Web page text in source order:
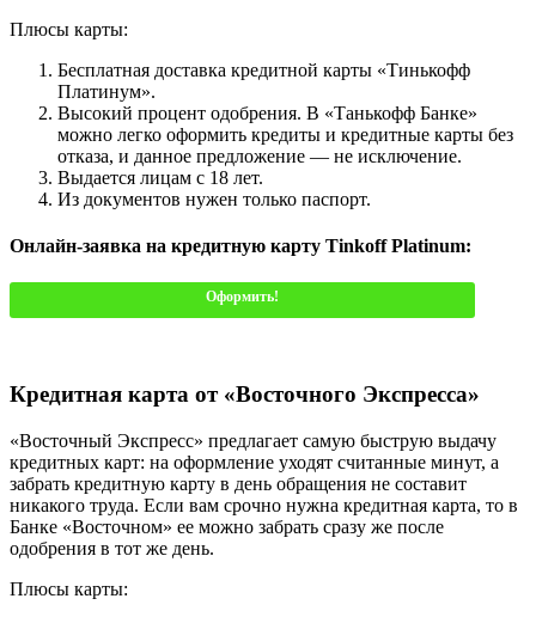
Плюсы карты:
Бесплатная доставка кредитной карты «Тинькофф
Платинум».
Высокий процент одобрения. В «Танькофф Банке»
можно легко оформить кредиты и кредитные карты без
отказа, и данное предложение — не исключение.
Выдается лицам с 18 лет.
Из документов нужен только паспорт.
Онлайн-заявка на кредитную карту Tinkoff Platinum:
Оформить!
Кредитная карта от «Восточного Экспресса»
«Восточный Экспресс» предлагает самую быструю выдачу
кредитных карт: на оформление уходят считанные минут, а
забрать кредитную карту в день обращения не составит
никакого труда. Если вам срочно нужна кредитная карта, то в
Банке «Восточном» ее можно забрать сразу же после
одобрения в тот же день.
Плюсы карты: